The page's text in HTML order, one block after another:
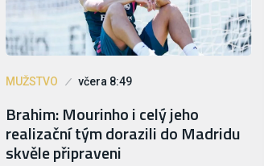
MUŽSTVO včera 8:49
Brahim: Mourinho i celý jeho
realizační tým dorazili do Madridu
skvěle připraveni